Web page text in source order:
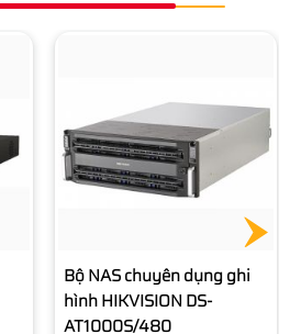
AT1000S/320
Liên hệ